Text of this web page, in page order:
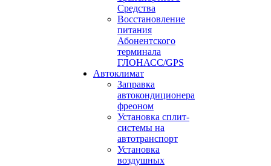
Средства
Восстановление
питания
Абонентского
терминала
ГЛОНАСС/GPS
Автоклимат
Заправка
автокондиционера
фреоном
Установка сплит-
системы на
автотранспорт
Установка
воздушных